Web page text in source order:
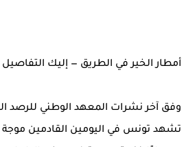
أمطار الخير في الطريق — إليك
تشهد تونس في اليومين القادمين موجة